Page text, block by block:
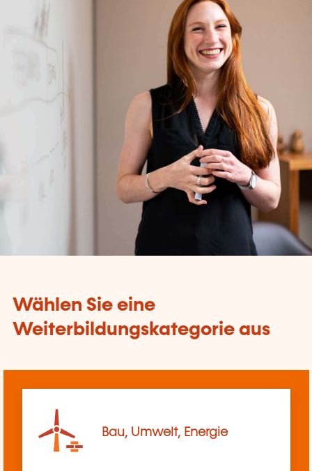
Wählen Sie eine
Weiterbildungskategorie aus
Bau, Umwelt, Energie